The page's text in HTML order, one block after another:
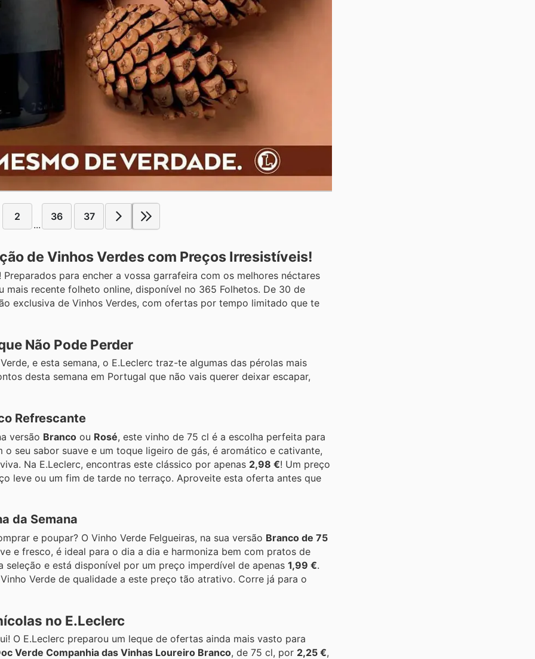
2
...
36 37
de Vinhos Verdes com Preços Irresistíveis!
para encher a vossa garrafeira com os melhores néctares
mais recente folheto online, disponível no 365 Folhetos. De 30 de
exclusiva de Vinhos Verdes, com ofertas por tempo limitado que te
Não Pode Perder
e esta semana, o E.Leclerc traz-te algumas das pérolas mais
desta semana em Portugal que não vais querer deixar escapar,
Refrescante
versão Branco ou Rosé, este vinho de 75 cl é a escolha perfeita para
seu sabor suave e um toque ligeiro de gás, é aromático e cativante,
Na E.Leclerc, encontras este clássico por apenas 2,98 €! Um preço
leve ou um fim de tarde no terraço. Aproveite esta oferta antes que
da Semana
e poupar? O Vinho Verde Felgueiras, na sua versão Branco de 75
e fresco, é ideal para o dia a dia e harmoniza bem com pratos de
e está disponível por um preço imperdível de apenas 1,99 €.
Verde de qualidade a este preço tão atrativo. Corre já para o
no E.Leclerc
O E.Leclerc preparou um leque de ofertas ainda mais vasto para
Verde Companhia das Vinhas Loureiro Branco, de 75 cl, por 2,25 €,